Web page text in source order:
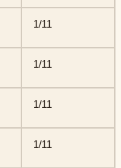
1/11
1/11
1/11
1/11